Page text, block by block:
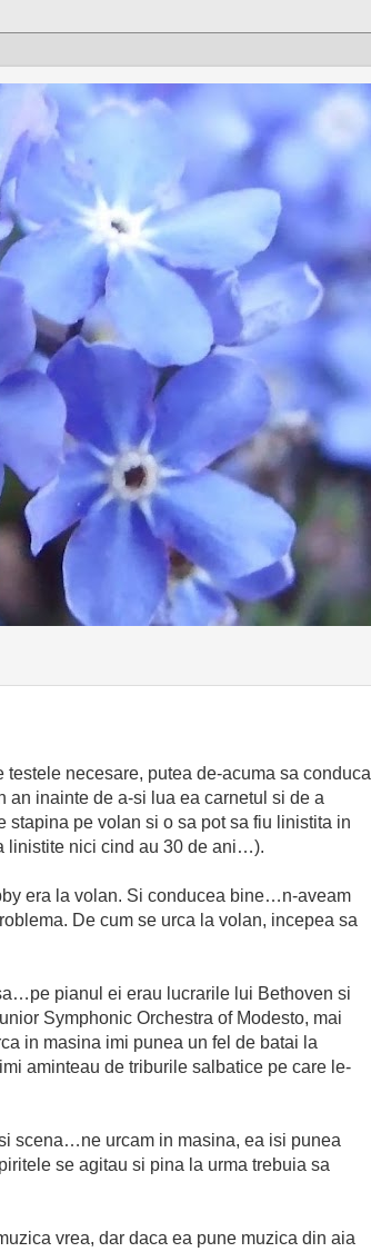
necesare, putea de-acuma sa conduca
an inainte de a-si lua ea carnetul si de a
stapina pe volan si o sa pot sa fiu linistita in
linistite nici cind au 30 de ani…).
era la volan. Si conducea bine…n-aveam
De cum se urca la volan, incepea sa
pianul ei erau lucrarile lui Bethoven si
Symphonic Orchestra of Modesto, mai
in masina imi punea un fel de batai la
aminteau de triburile salbatice pe care le-
scena…ne urcam in masina, ea isi punea
se agitau si pina la urma trebuia sa
vrea, dar daca ea pune muzica din aia